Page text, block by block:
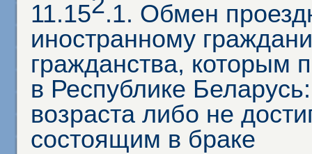
11.15 .1. Обмен
иностранному
гражданства, которым
в Республике
возраста либо не
состоящим в браке